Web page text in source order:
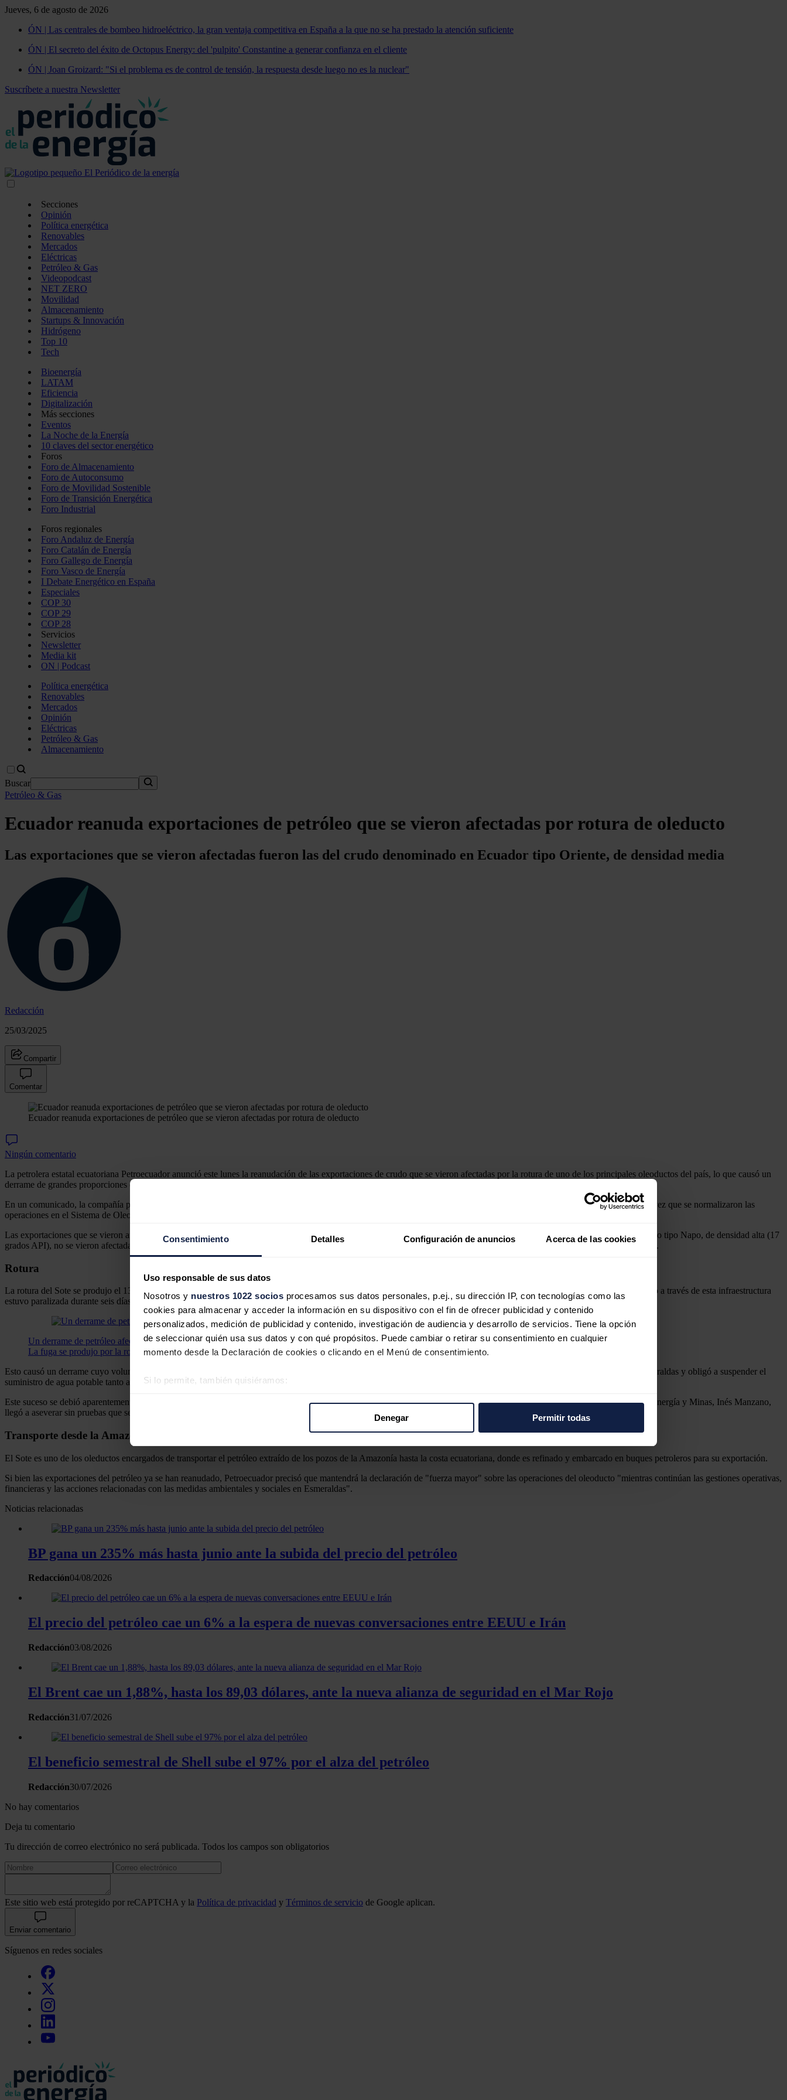
Consentimiento Detalles Configuración de anuncios Acerca de las cookies
Uso responsable de sus datos
Nosotros y nuestros 1022 socios procesamos sus datos personales, p.ej., su dirección IP, con tecnologías como las
cookies para almacenar y acceder la información en su dispositivo con el fin de ofrecer publicidad y contenido
personalizados, medición de publicidad y contenido, investigación de audiencia y desarrollo de servicios. Tiene la opción
de seleccionar quién usa sus datos y con qué propósitos. Puede cambiar o retirar su consentimiento en cualquier
momento desde la Declaración de cookies o clicando en el Menú de consentimiento.
Si lo permite, también quisiéramos:
y analizar el tráfico. Además, compartimos información sobre el uso que haga del sitio web con nuestros partners de
Denegar Permitir todas
Jueves, 6 de agosto de 2026
ÓN | Las centrales de bombeo hidroeléctrico, la gran ventaja competitiva en España a la que no se ha prestado la atención suficiente
ÓN | El secreto del éxito de Octopus Energy: del 'pulpito' Constantine a generar confianza en el cliente
ÓN | Joan Groizard: "Si el problema es de control de tensión, la respuesta desde luego no es la nuclear"
Suscríbete a nuestra Newsletter
Secciones
Opinión
Política energética
Renovables
Mercados
Eléctricas
Petróleo & Gas
Videopodcast
NET ZERO
Movilidad
Almacenamiento
Startups & Innovación
Hidrógeno
Top 10
Tech
Bioenergía
LATAM
Eficiencia
Digitalización
Más secciones
Eventos
La Noche de la Energía
10 claves del sector energético
Foros
Foro de Almacenamiento
Foro de Autoconsumo
Foro de Movilidad Sostenible
Foro de Transición Energética
Foro Industrial
Foros regionales
Foro Andaluz de Energía
Foro Catalán de Energía
Foro Gallego de Energía
Foro Vasco de Energía
I Debate Energético en España
Especiales
COP 30
COP 29
COP 28
Servicios
Newsletter
Media kit
ON | Podcast
Política energética
Renovables
Mercados
Opinión
Eléctricas
Petróleo & Gas
Almacenamiento
Buscar
Petróleo & Gas
Ecuador reanuda exportaciones de petróleo que se vieron afectadas por rotura de oleducto
Las exportaciones que se vieron afectadas fueron las del crudo denominado en Ecuador tipo Oriente, de densidad media
Redacción
25/03/2025
Compartir
Comentar
Ecuador reanuda exportaciones de petróleo que se vieron afectadas por rotura de oleducto
Ningún comentario
La petrolera estatal ecuatoriana Petroecuador anunció este lunes la reanudación de las exportaciones de crudo que se vieron afectadas por la rotura de uno de los principales oleoductos del país, lo que causó un
derrame de grandes proporciones que contaminó ríos y dejó a varios municipios sin agua potable.
En un comunicado, la compañía pública señaló que ya ha notificado a los compradores internacionales la reprogramación de los envíos previstos para lo que falta de marzo una vez que se normalizaron las
operaciones en el Sistema de Oleoductos Transecuatoriano (Sote).
Las exportaciones que se vieron afectadas fueron las del crudo denominado en Ecuador tipo Oriente, de densidad media (23 grados API), ya que los envíos al exterior del petróleo tipo Napo, de densidad alta (17
grados API), no se vieron afectadas al transportarse de ese hidrocarburo mediante el Oleoducto de Crudos Pesados (OCP), cuya tubería no se vio perjudicada por la contingencia.
Rotura
La rotura del Sote se produjo el 13 de marzo a su paso por el municipio de Quinindé, de la provincia de Esmeraldas, situada en la costa norte de Ecuador, y el transporte de crudo a través de esta infraestructura
estuvo paralizada durante seis días, hasta que fue reparado.
Un derrame de petróleo afecta a un río de Ecuador que abastece a la ciudad de Esmeraldas
La fuga se produjo por la rotura de la tubería principal del Sistema de Oleoductos Transecuatoriano (Sote).
Esto causó un derrame cuyo volumen todavía no ha sido cuantificado por Petroecuador, que está encargada de operar el oleoducto. El vertido llegó a los principales ríos de Esmeraldas y obligó a suspender el
suministro de agua potable tanto a Quinindé como a la ciudad de Esmeraldas, la capital de la homónima provincia.
Este suceso se debió aparentemente a un deslizamiento de tierra de grandes proporciones que obligó a retirar unos 225.000 metros cúbicos de tierra, si bien luego la ministra de Energía y Minas, Inés Manzano,
llegó a aseverar sin pruebas que se trató de un sabotaje.
Transporte desde la Amazonía
El Sote es uno de los oleductos encargados de transportar el petróleo extraído de los pozos de la Amazonía hasta la costa ecuatoriana, donde es refinado y embarcado en buques petroleros para su exportación.
Si bien las exportaciones del petróleo ya se han reanudado, Petroecuador precisó que mantendrá la declaración de "fuerza mayor" sobre las operaciones del oleoducto "mientras continúan las gestiones operativas,
financieras y las acciones relacionadas con las medidas ambientales y sociales en Esmeraldas".
Noticias relacionadas
BP gana un 235% más hasta junio ante la subida del precio del petróleo
Redacción04/08/2026
El precio del petróleo cae un 6% a la espera de nuevas conversaciones entre EEUU e Irán
Redacción03/08/2026
El Brent cae un 1,88%, hasta los 89,03 dólares, ante la nueva alianza de seguridad en el Mar Rojo
Redacción31/07/2026
El beneficio semestral de Shell sube el 97% por el alza del petróleo
Redacción30/07/2026
No hay comentarios
Deja tu comentario
Tu dirección de correo electrónico no será publicada. Todos los campos son obligatorios
Este sitio web está protegido por reCAPTCHA y la Política de privacidad y Términos de servicio de Google aplican.
Enviar comentario
Síguenos en redes sociales